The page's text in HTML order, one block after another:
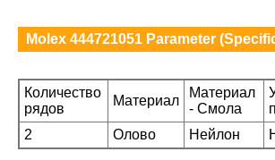
Molex 444721051 Parameter
Количество
рядов
Материал
Материал
- Смола
2
Олово Нейлон